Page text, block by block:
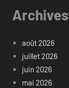
Archives
août 2026
juillet 2026
juin 2026
mai 2026